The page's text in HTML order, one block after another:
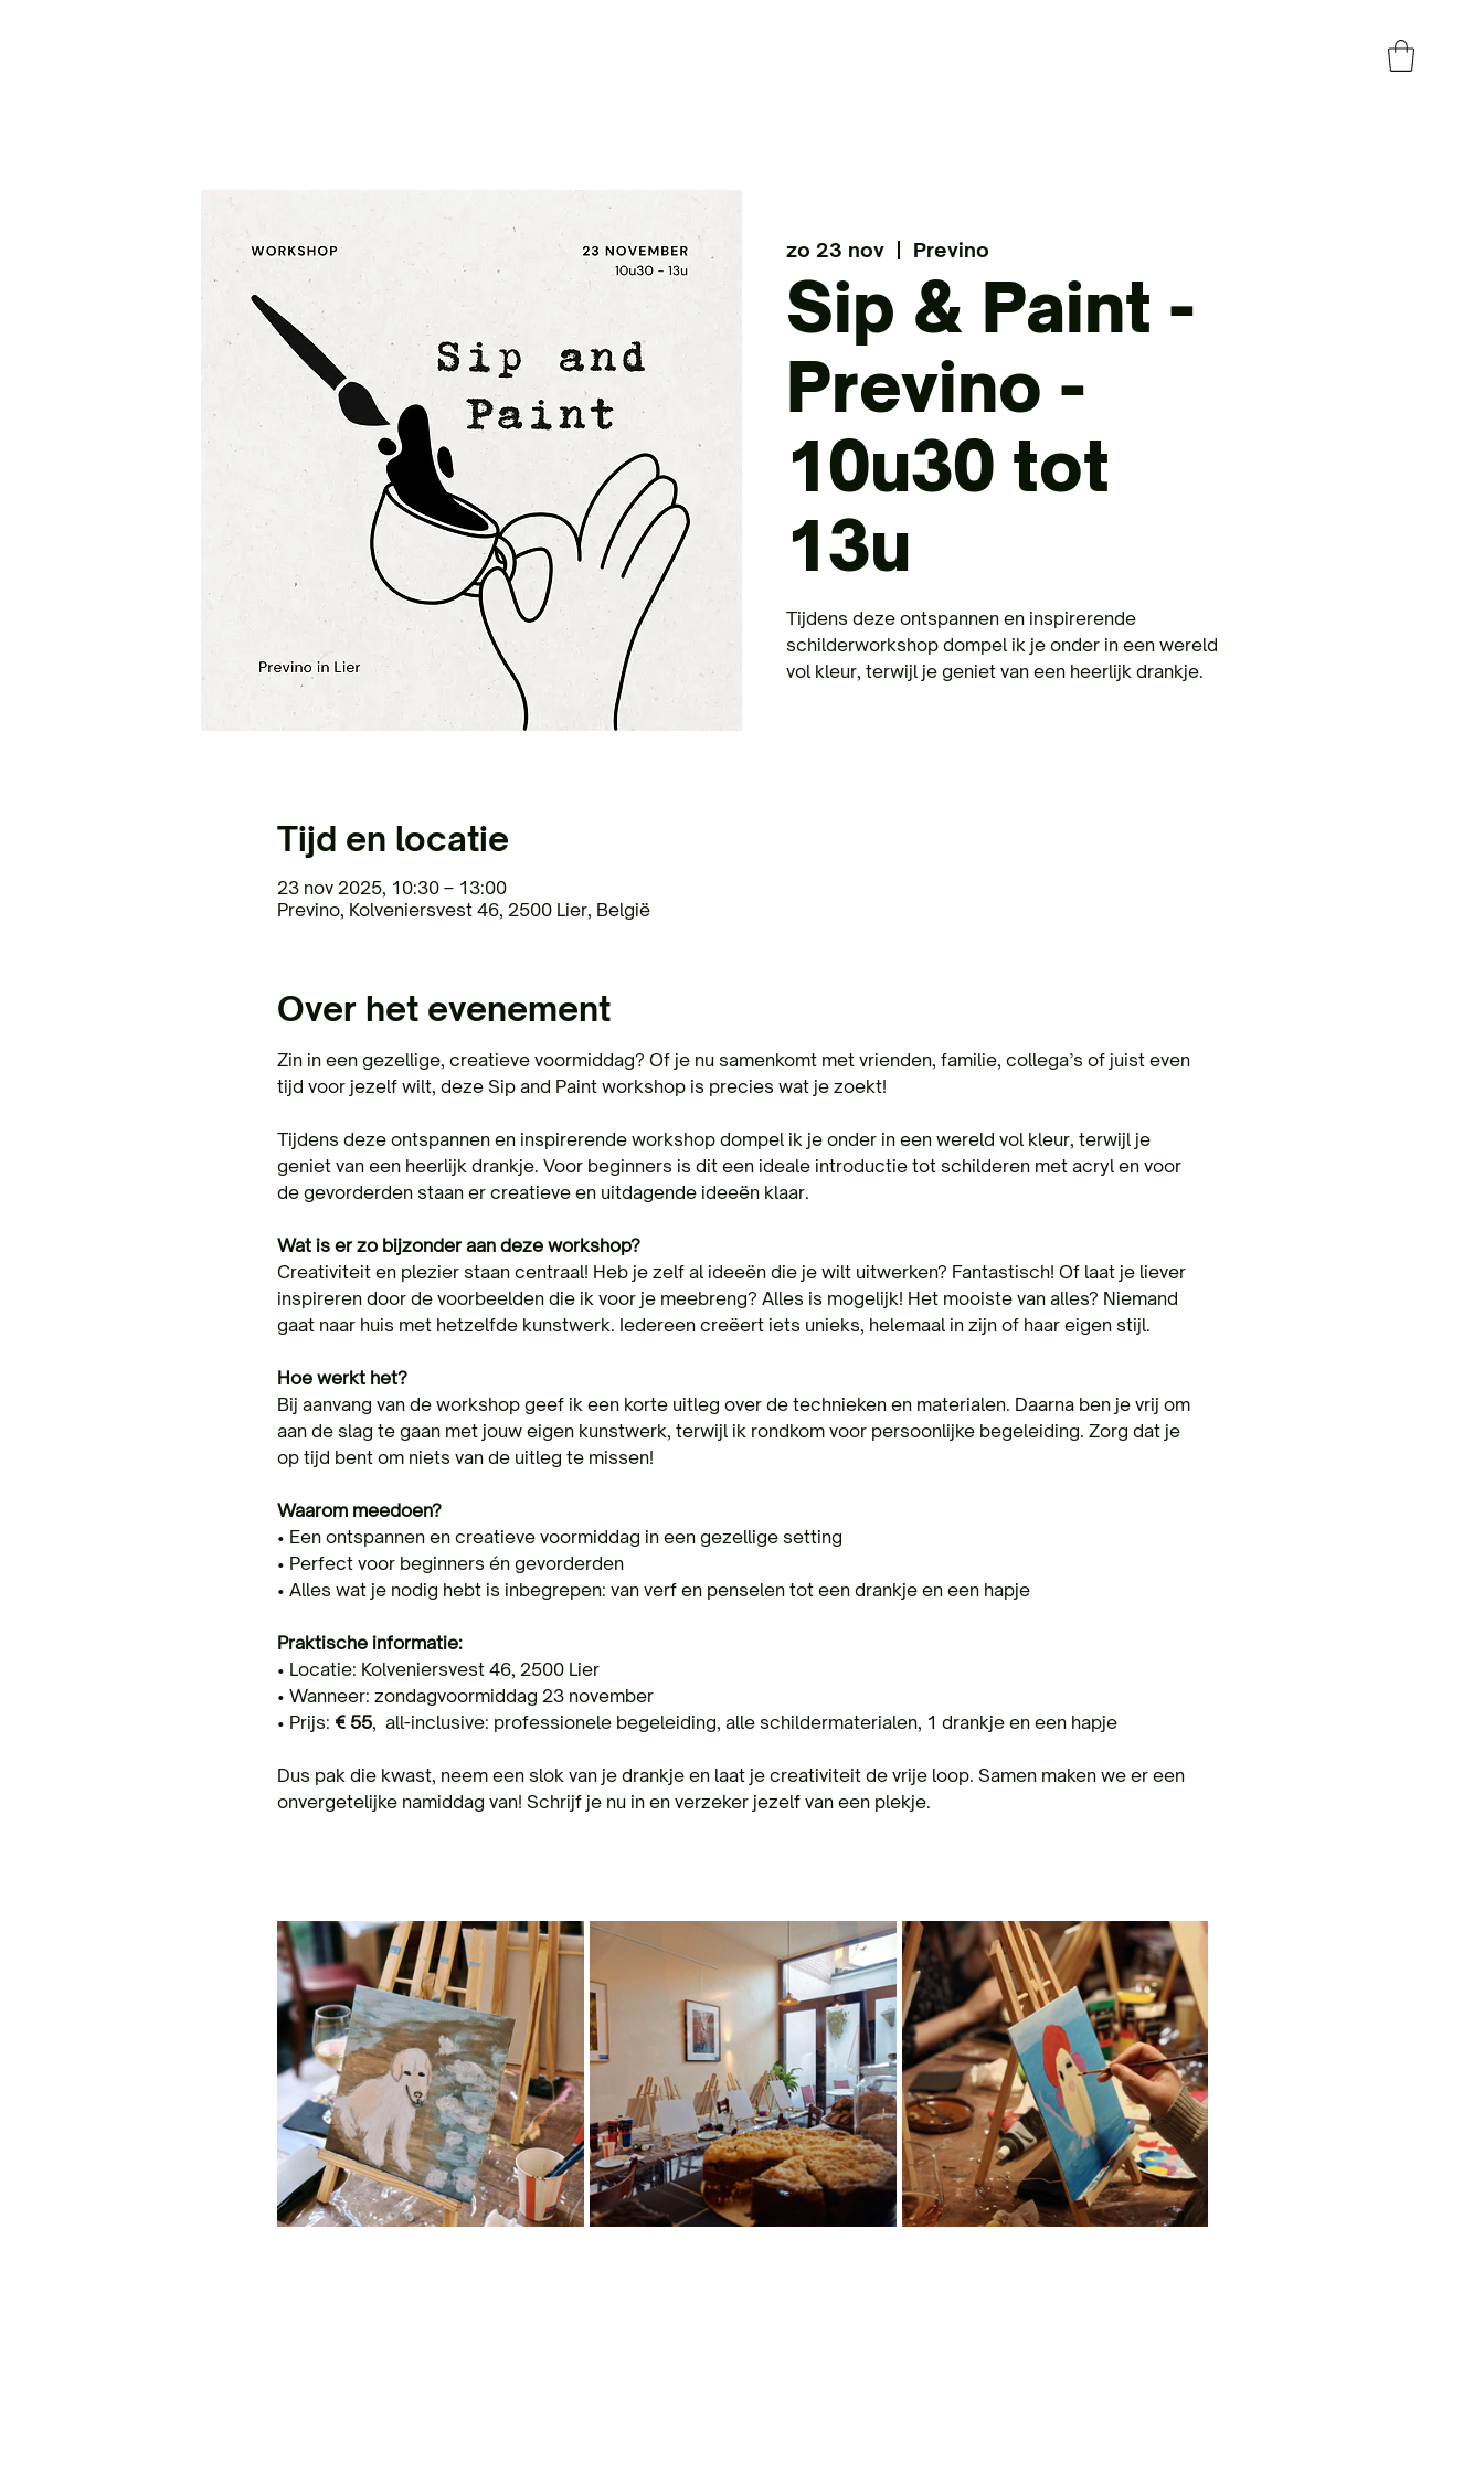
zo 23 nov
  |
Previno
Sip & Paint -
Previno -
10u30 tot
13u
Tijdens deze ontspannen en inspirerende
schilderworkshop dompel ik je onder in een wereld
vol kleur, terwijl je geniet van een heerlijk drankje.
Tijd en locatie
23 nov 2025, 10:30 – 13:00
Previno, Kolveniersvest 46, 2500 Lier, België
Over het evenement
Zin in een gezellige, creatieve voormiddag? Of je nu samenkomt met vrienden, familie, collega’s of juist even
tijd voor jezelf wilt, deze Sip and Paint workshop is precies wat je zoekt!
Tijdens deze ontspannen en inspirerende workshop dompel ik je onder in een wereld vol kleur, terwijl je
geniet van een heerlijk drankje. Voor beginners is dit een ideale introductie tot schilderen met acryl en voor
de gevorderden staan er creatieve en uitdagende ideeën klaar.
Wat is er zo bijzonder aan deze workshop?
Creativiteit en plezier staan centraal! Heb je zelf al ideeën die je wilt uitwerken? Fantastisch! Of laat je liever
inspireren door de voorbeelden die ik voor je meebreng? Alles is mogelijk! Het mooiste van alles? Niemand
gaat naar huis met hetzelfde kunstwerk. Iedereen creëert iets unieks, helemaal in zijn of haar eigen stijl.
Hoe werkt het?
Bij aanvang van de workshop geef ik een korte uitleg over de technieken en materialen. Daarna ben je vrij om
aan de slag te gaan met jouw eigen kunstwerk, terwijl ik rondkom voor persoonlijke begeleiding. Zorg dat je
op tijd bent om niets van de uitleg te missen!
Waarom meedoen?
• Een ontspannen en creatieve voormiddag in een gezellige setting
• Perfect voor beginners én gevorderden
• Alles wat je nodig hebt is inbegrepen: van verf en penselen tot een drankje en een hapje
Praktische informatie:
• Locatie: Kolveniersvest 46, 2500 Lier
• Wanneer: zondagvoormiddag 23 november
• Prijs: € 55,  all-inclusive: professionele begeleiding, alle schildermaterialen, 1 drankje en een hapje
Dus pak die kwast, neem een slok van je drankje en laat je creativiteit de vrije loop. Samen maken we er een
onvergetelijke namiddag van! Schrijf je nu in en verzeker jezelf van een plekje.